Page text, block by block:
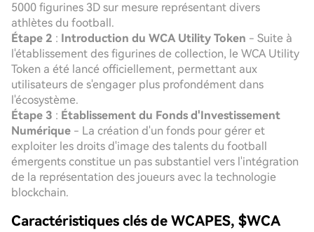
5000 figurines 3D sur mesure représentant divers
athlètes du football.
Étape 2 : Introduction du WCA Utility Token - Suite à
l'établissement des figurines de collection, le WCA Utility
Token a été lancé officiellement, permettant aux
utilisateurs de s'engager plus profondément dans
l'écosystème.
Étape 3 : Établissement du Fonds d'Investissement
Numérique - La création d'un fonds pour gérer et
exploiter les droits d'image des talents du football
émergents constitue un pas substantiel vers l'intégration
de la représentation des joueurs avec la technologie
blockchain.
Caractéristiques clés de WCAPES, $WCA